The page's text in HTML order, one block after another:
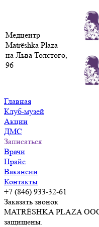
Медцентр
Matrёshka Plaza
на Льва Толстого,
96
Главная
Клуб-музей
Акции
ДМС
Записаться
Врачи
Прайс
Вакансии
Контакты
+7 (846) 933-32-61
Заказать звонок
MATRЁSHKA PLAZA
защищены.